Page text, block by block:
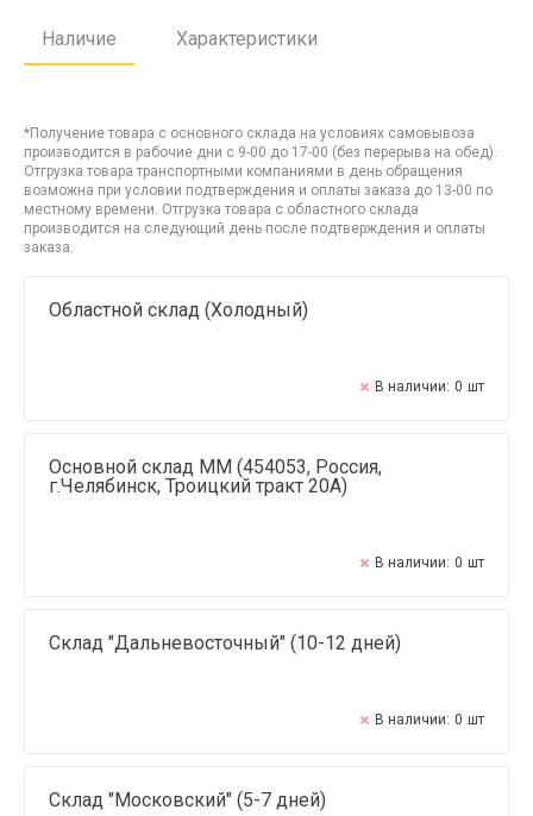
Наличие Характеристики
*Получение товара с основного склада на условиях самовывоза
производится в рабочие дни с 9-00 до 17-00 (без перерыва на обед).
Отгрузка товара транспортными компаниями в день обращения
возможна при условии подтверждения и оплаты заказа до 13-00 по
местному времени. Отгрузка товара с областного склада
производится на следующий день после подтверждения и оплаты
заказа.
Областной склад (Холодный)
В наличии: 0 шт
Основной склад ММ (454053, Россия,
г.Челябинск, Троицкий тракт 20А)
В наличии: 0 шт
Склад "Дальневосточный" (10-12 дней)
В наличии: 0 шт
Склад "Московский" (5-7 дней)